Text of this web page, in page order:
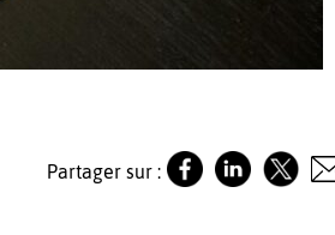
Partager sur :